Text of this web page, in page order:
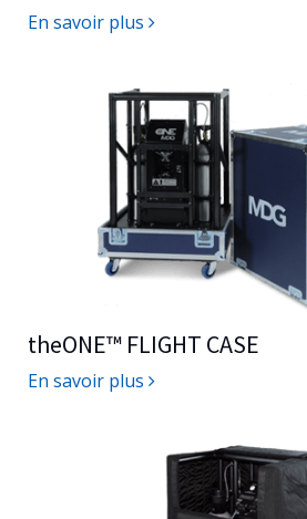
En savoir plus
theONE™ FLIGHT CASE
En savoir plus